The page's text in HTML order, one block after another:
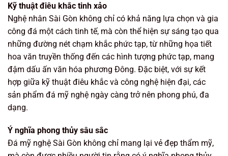
Kỹ thuật điêu khắc tinh xảo
Nghệ nhân Sài Gòn không chỉ có khả năng lựa chọn và gia
công đá một cách tinh tế, mà còn thể hiện sự sáng tạo qua
những đường nét chạm khắc phức tạp, từ những họa tiết
hoa văn truyền thống đến các hình tượng phức tạp, mang
đậm dấu ấn văn hóa phương Đông. Đặc biệt, với sự kết
hợp giữa kỹ thuật điêu khắc và công nghệ hiện đại, các
sản phẩm đá mỹ nghệ ngày càng trở nên phong phú, đa
dạng.
Ý nghĩa phong thủy sâu sắc
Đá mỹ nghệ Sài Gòn không chỉ mang lại vẻ đẹp thẩm mỹ,